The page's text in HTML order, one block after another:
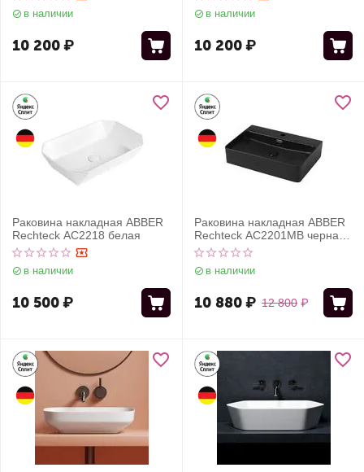
в наличии
10 200₽
в наличии
10 200₽
Раковина накладная ABBER
Rechteck AC2218 белая
в наличии
10 500₽
Раковина накладная ABBER
Rechteck AC2201MB черная
матовая
в наличии
12 800 ₽
10 880₽